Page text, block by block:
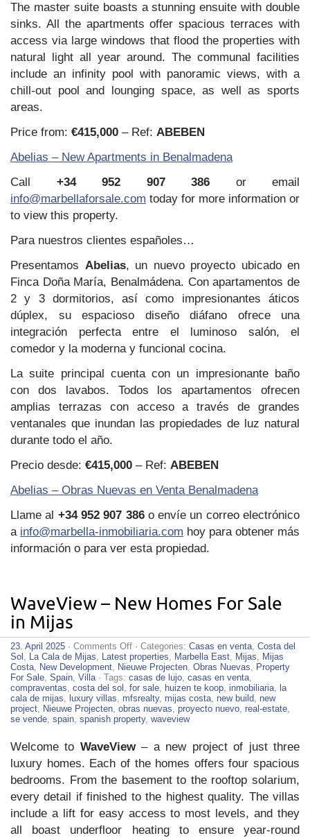
The master suite boasts a stunning ensuite with double
sinks. All the apartments offer spacious terraces with
access via large windows that flood the properties with
natural light all year around. The communal facilities
include an infinity pool with panoramic views, with a
chill-out pool and lounging space, as well as sports
areas.
Price from: €415,000 – Ref: ABEBEN
Abelias – New Apartments in Benalmadena
Call +34 952 907 386 or email
info@marbellaforsale.com today for more information or
to view this property.
Para nuestros clientes españoles…
Presentamos Abelias, un nuevo proyecto ubicado en
Finca Doña María, Benalmádena. Con apartamentos de
2 y 3 dormitorios, así como impresionantes áticos
dúplex, su espacioso diseño diáfano ofrece una
integración perfecta entre el luminoso salón, el
comedor y la moderna y funcional cocina.
La suite principal cuenta con un impresionante baño
con dos lavabos. Todos los apartamentos ofrecen
amplias terrazas con acceso a través de grandes
ventanales que inundan las propiedades de luz natural
durante todo el año.
Precio desde: €415,000 – Ref: ABEBEN
Abelias – Obras Nuevas en Venta Benalmadena
Llame al +34 952 907 386o envíe un correo electrónico
a info@marbella-inmobiliaria.com hoy para obtener más
información o para ver esta propiedad.
WaveView – New Homes For Sale
in Mijas
23. April 2025 · Comments Offon
WaveView
–
New
Homes
For
Sale
in
· Categories: Casas en venta, Costa del
Sol , La Cala de Mijas, Latest properties, Marbella East, Mijas, Mijas
Costa, New Development, Nieuwe Projecten, Obras Nuevas, Property
For Sale, Spain, Villa· Tags: casas de lujo, casas en venta,
compraventas, costa del sol , for sale, huizen te koop, inmobiliaria, la
cala de mijas, luxury villas, mfsrealty, mijas costa, new build, new
project, Nieuwe Projecten, obras nuevas, proyecto nuevo, real-estate,
se vende, spain, spanish property, waveview
Welcome to WaveView– a new project of just three
luxury homes. Each of the homes offers four spacious
bedrooms. From the basement to the rooftop solarium,
every detail if finished to the highest quality. The villas
include a lift for easy access to most levels, and they
all boast underfloor heating to ensure year-round